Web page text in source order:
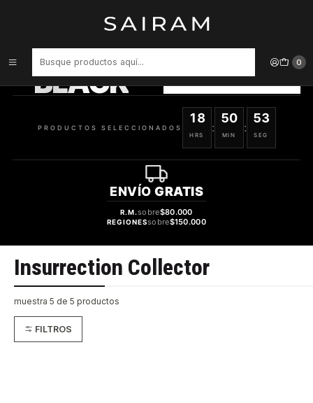
0
BLACK VER OFERTAS
PRODUCTOS SELECCIONADOS
18
HRS
:
50
MIN
:
53
SEG
ENVÍO GRATIS
R.M.sobre$80.000
REGIONESsobre$150.000
Insurrection Collector
muestra 5 de 5 productos
FILTROS